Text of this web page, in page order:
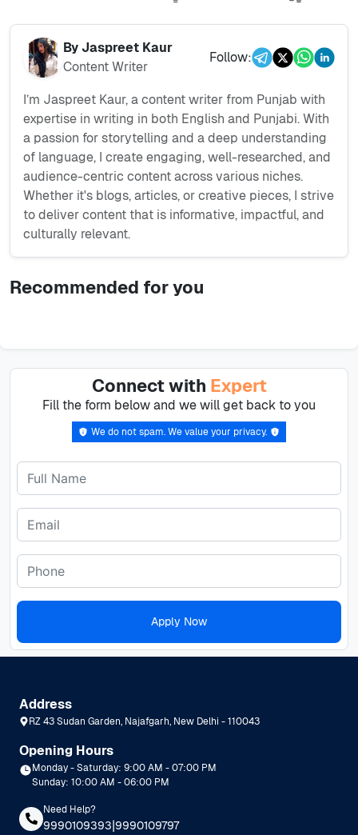
ByJaspreet Kaur
Content Writer
Follow:
I’m Jaspreet Kaur, a content writer from Punjab with
expertise in writing in both English and Punjabi. With
a passion for storytelling and a deep understanding
of language, I create engaging, well-researched, and
audience-centric content across various niches.
Whether it's blogs, articles, or creative pieces, I strive
to deliver content that is informative, impactful, and
culturally relevant.
Recommended for you
Connect with Expert
Fill the form below and we will get back to you
We do not spam. We value your privacy.
Apply Now
Address
RZ 43 Sudan Garden, Najafgarh, New Delhi - 110043
Opening Hours
Monday - Saturday: 9:00 AM - 07:00 PM
Sunday: 10:00 AM - 06:00 PM
Need Help?
9990109393|9990109797